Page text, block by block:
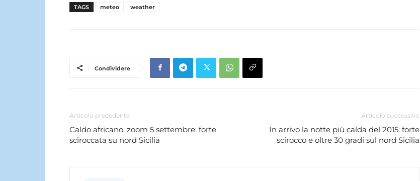
TAGS meteo weather
Condividere
Articolo precedente
Caldo africano, zoom 5 settembre: forte
sciroccata su nord Sicilia
Articolo successivo
In arrivo la notte più calda del 2015: forte
scirocco e oltre 30 gradi sul nord Sicilia